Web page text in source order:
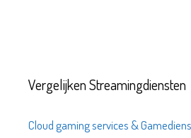
Vergelijken Streamingdiensten
Cloud gaming services &